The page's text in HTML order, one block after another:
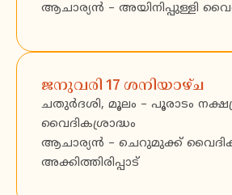
ആചാര്യൻ – അയിനിപ്പുള്ളി
ജനുവരി 17 ശനിയാഴ്ച
ചതുർദശി, മൂലം – പൂരാടം
വൈദികശ്രാദ്ധം
ആചാര്യൻ – ചെറുമുക്ക്
അക്കിത്തിരിപ്പാട്